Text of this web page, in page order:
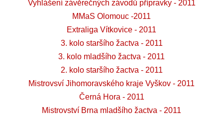
Vyhlášení závěrečných závodů přípravky - 2011
MMaS Olomouc -2011
Extraliga Vítkovice - 2011
3. kolo staršího žactva - 2011
3. kolo mladšího žactva - 2011
2. kolo staršího žactva - 2011
Mistrovsví Jihomoravského kraje Vyškov - 2011
Černá Hora - 2011
Mistrovství Brna mladšího žactva - 2011